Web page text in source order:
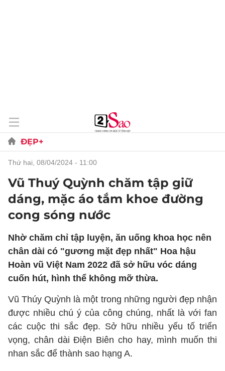
ĐẸP+
thứ hai, 08/04/2024 - 11:00
Vũ Thuý Quỳnh chăm tập giữ
dáng, mặc áo tắm khoe đường
cong sóng nước
Nhờ chăm chỉ tập luyện, ăn uống khoa học nên
chân dài có "gương mặt đẹp nhất" Hoa hậu
Hoàn vũ Việt Nam 2022 đã sở hữu vóc dáng
cuốn hút, hình thể không mỡ thừa.
Vũ Thúy Quỳnh là một trong những người đẹp nhận
được nhiều chú ý của công chúng, nhất là với fan
các cuộc thi sắc đẹp. Sở hữu nhiều yếu tố triển
vọng, chân dài Điện Biên cho hay, mình muốn thi
nhan sắc để thành sao hạng A.